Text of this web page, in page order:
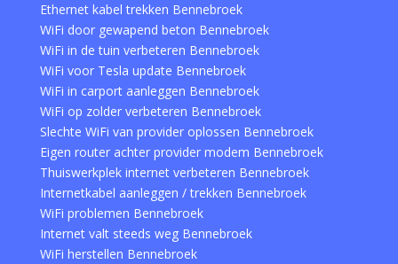
Ethernet kabel trekken Bennebroek
WiFi door gewapend beton Bennebroek
WiFi in de tuin verbeteren Bennebroek
WiFi voor Tesla update Bennebroek
WiFi in carport aanleggen Bennebroek
WiFi op zolder verbeteren Bennebroek
Slechte WiFi van provider oplossen Bennebroek
Eigen router achter provider modem Bennebroek
Thuiswerkplek internet verbeteren Bennebroek
Internetkabel aanleggen / trekken Bennebroek
WiFi problemen Bennebroek
Internet valt steeds weg Bennebroek
WiFi herstellen Bennebroek